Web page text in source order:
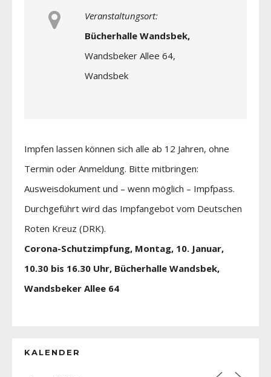
Veranstaltungsort:
Bücherhalle Wandsbek,
Wandsbeker Allee 64,
Wandsbek
Impfen lassen können sich alle ab 12 Jahren, ohne
Termin oder Anmeldung. Bitte mitbringen:
Ausweisdokument und – wenn möglich – Impfpass.
Durchgeführt wird das Impfangebot vom Deutschen
Roten Kreuz (DRK).
Corona-Schutzimpfung, Montag, 10. Januar,
10.30 bis 16.30 Uhr, Bücherhalle Wandsbek,
Wandsbeker Allee 64
KALENDER